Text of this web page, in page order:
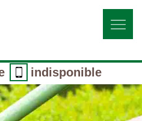
indisponible